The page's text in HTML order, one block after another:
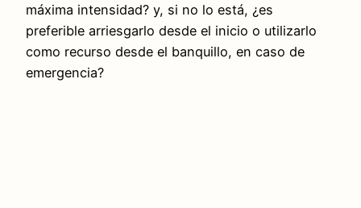
máxima intensidad? y, si no lo está, ¿es
preferible arriesgarlo desde el inicio o utilizarlo
como recurso desde el banquillo, en caso de
emergencia?